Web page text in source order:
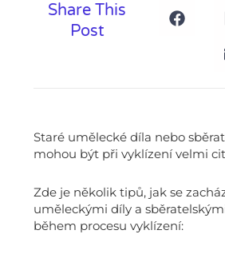
Share This
Post
Staré umělecké díla nebo
mohou být při vyklízení velmi
Zde je několik tipů, jak se
uměleckými díly a
během procesu vyklízení: